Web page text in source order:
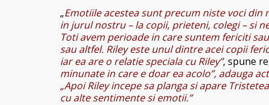
„Emotiile acestea sunt precum niste voci
in jurul nostru – la copii, prieteni, colegi – si
Toti avem perioade in care suntem fericiti
sau altfel. Riley este unul dintre acei copii
iar ea are o relatie speciala cu Riley”, spune
minunate in care e doar ea acolo”, adauga
„Apoi Riley incepe sa planga si apare
cu alte sentimente si emotii.”